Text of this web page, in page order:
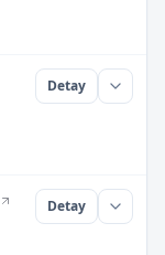
Detay
Detay